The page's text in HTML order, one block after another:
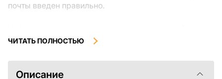
почты введен правильно.
загрузки, не подлежат возврату или обмену после их
ознакомиться с описанием товара и задать все
интересующие Вас вопросы перед покупкой. Если у
ЧИТАТЬ ПОЛНОСТЬЮ
Описание